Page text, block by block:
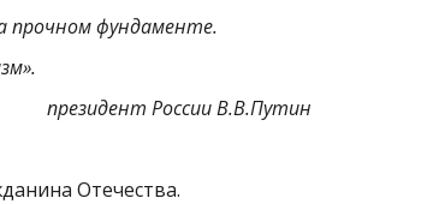
прочном фундаменте.
президент России В.В.Путин
Отечества.